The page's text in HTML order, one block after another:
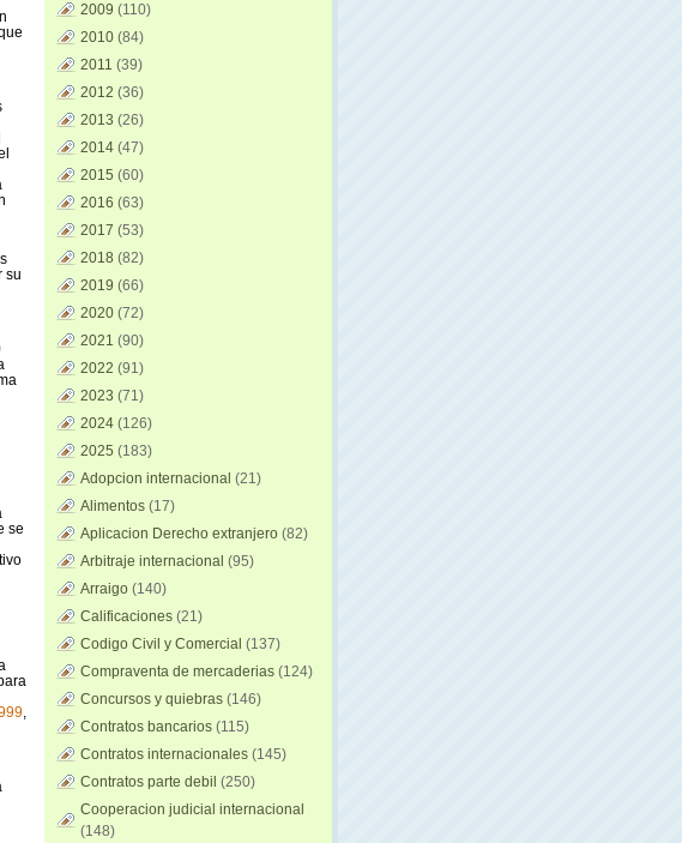
su
se
,
2009 (110)
2010 (84)
2011 (39)
2012 (36)
2013 (26)
2014 (47)
2015 (60)
2016 (63)
2017 (53)
2018 (82)
2019 (66)
2020 (72)
2021 (90)
2022 (91)
2023 (71)
2024 (126)
2025 (183)
Adopcion internacional (21)
Alimentos (17)
Aplicacion Derecho extranjero (82)
Arbitraje internacional (95)
Arraigo (140)
Calificaciones (21)
Codigo Civil y Comercial (137)
Compraventa de mercaderias (124)
Concursos y quiebras (146)
Contratos bancarios (115)
Contratos internacionales (145)
Contratos parte debil (250)
Cooperacion judicial internacional
(148)